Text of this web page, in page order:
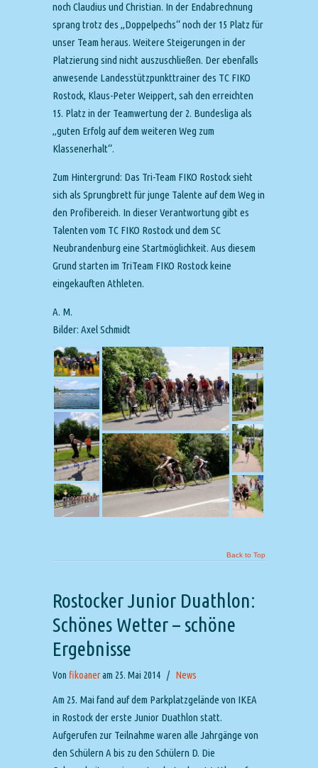
noch Claudius und Christian. In der Endabrechnung
sprang trotz des „Doppelpechs“ noch der 15 Platz für
unser Team heraus. Weitere Steigerungen in der
Platzierung sind nicht auszuschließen. Der ebenfalls
anwesende Landesstützpunkttrainer des TC FIKO
Rostock, Klaus-Peter Weippert, sah den erreichten
15. Platz in der Teamwertung der 2. Bundesliga als
„guten Erfolg auf dem weiteren Weg zum
Klassenerhalt“.
Zum Hintergrund: Das Tri-Team FIKO Rostock sieht
sich als Sprungbrett für junge Talente auf dem Weg in
den Profibereich. In dieser Verantwortung gibt es
Talenten vom TC FIKO Rostock und dem SC
Neubrandenburg eine Startmöglichkeit. Aus diesem
Grund starten im TriTeam FIKO Rostock keine
eingekauften Athleten.
A. M.
Bilder: Axel Schmidt
Back to Top
Rostocker Junior Duathlon:
Schönes Wetter – schöne
Ergebnisse
Von fikoaneram 25. Mai 2014 / News
Am 25. Mai fand auf dem Parkplatzgelände von IKEA
in Rostock der erste Junior Duathlon statt.
Aufgerufen zur Teilnahme waren alle Jahrgänge von
den Schülern A bis zu den Schülern D. Die